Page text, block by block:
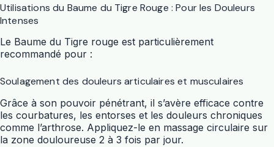
Utilisations du Baume du Tigre Rouge : Pour les Douleurs
Intenses
Le Baume du Tigre rouge est particulièrement
recommandé pour :
Soulagement des douleurs articulaires et musculaires
Grâce à son pouvoir pénétrant, il s’avère efficace contre
les courbatures, les entorses et les douleurs chroniques
comme l’arthrose. Appliquez-le en massage circulaire sur
la zone douloureuse 2 à 3 fois par jour.